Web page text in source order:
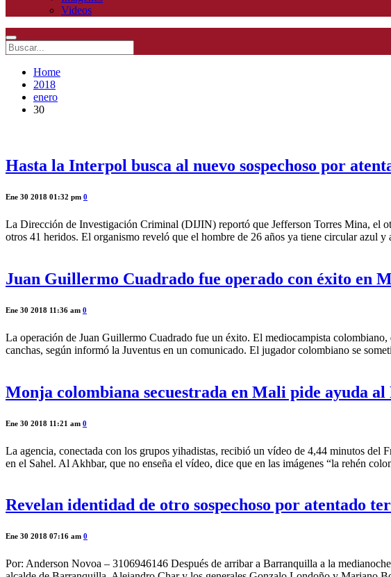
Videos
Home
2018
enero
30
Hasta la Interpol busca al nuevo sospechoso por
Ene 30 2018 01:32 pm 0
La Dirección de Investigación Criminal (DIJIN) reportó que Jefferson Torres Mina, el
otros 41 heridos. El organismo reveló que el hombre de 26 años ya tiene circular azul y
Juan Guillermo Cuadrado fue operado con éxito en
Ene 30 2018 11:36 am 0
La operación de Juan Guillermo Cuadrado fue un éxito. El mediocampista
canchas, según informó la Juventus en un comunicado. El jugador colombiano se
Monja colombiana secuestrada en Mali pide ayuda al
Ene 30 2018 11:21 am 0
La agencia, conectada con los grupos yihadistas, recibió un vídeo de 4,44 minutos del
en el Sahel. Al Akhbar, que no enseña el vídeo, dice que en las imágenes “la rehén
Revelan identidad de otro sospechoso por atentado
Ene 30 2018 07:16 am 0
Por: Anderson Novoa – 3106946146 Después de arribar a Barranquilla a la